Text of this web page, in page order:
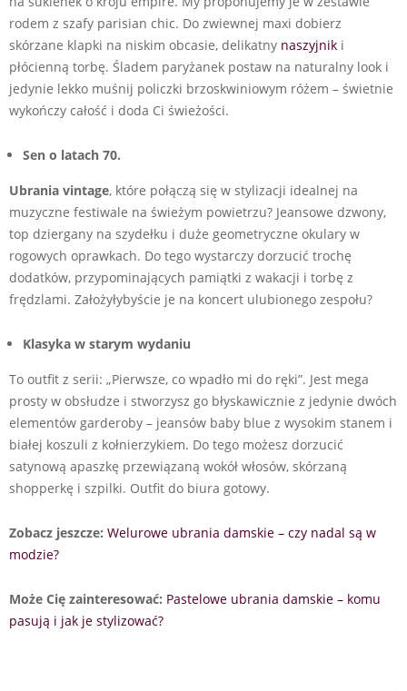
rodem z szafy parisian chic. Do zwiewnej maxi dobierz
skórzane klapki na niskim obcasie, delikatny naszyjnik i
płócienną torbę. Śladem paryżanek postaw na naturalny look i
jedynie lekko muśnij policzki brzoskwiniowym różem – świetnie
wykończy całość i doda Ci świeżości.
Sen o latach 70.
Ubrania vintage, które połączą się w stylizacji idealnej na
muzyczne festiwale na świeżym powietrzu? Jeansowe dzwony,
top dziergany na szydełku i duże geometryczne okulary w
rogowych oprawkach. Do tego wystarczy dorzucić trochę
dodatków, przypominających pamiątki z wakacji i torbę z
frędzlami. Założyłybyście je na koncert ulubionego zespołu?
Klasyka w starym wydaniu
To outfit z serii: „Pierwsze, co wpadło mi do ręki”. Jest mega
prosty w obsłudze i stworzysz go błyskawicznie z jedynie dwóch
elementów garderoby – jeansów baby blue z wysokim stanem i
białej koszuli z kołnierzykiem. Do tego możesz dorzucić
satynową apaszkę przewiązaną wokół włosów, skórzaną
shopperkę i szpilki. Outfit do biura gotowy.
Zobacz jeszcze: Welurowe ubrania damskie – czy nadal są w
modzie?
Może Cię zainteresować: Pastelowe ubrania damskie – komu
pasują i jak je stylizować?